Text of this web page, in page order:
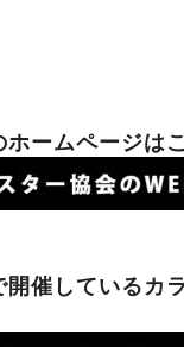
ームページは
催しているカ